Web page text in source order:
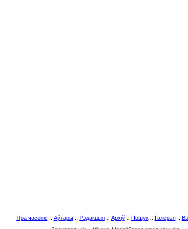
Пра часопіс :: Аўтары:: Рэдакцыя:: Архіў:: Пошук:: Галерэя::